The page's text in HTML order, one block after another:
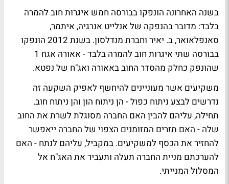
בשנה האחרונה הונפקו בבורסה חמש איגרות חוב להמרה
בלבד: מדובר בהנפקה של אנלייט אנרגיה, איתמר,
סאנפלאואר, ב. יאיר וחברת מנדלסון. בשנת 2012 הונפקו
בבורסה שתי איגרות חוב להמרה בלבד - אאורה אגח 1
שהונפק כחלק מהסדר החוב באאורה ואג"ח של נפטא.
משקיעים אשר מעוניינים להיחשף לאפיק השקעה זה
נדרשים לבצע ניתוח כפול - הן ניתוח הון והן ניתוח חוב.
תחילה, עליהם להבין האם החברה מסוגלת לשרת את החוב
שלה - האם תזרים המזומנים הצפוי של החברה ייאפשר
להחזיר את הכסף למשקיעים. במקביל, עליהם לנתח - האם
להערכתם מניית החברה תעלה ותעביר את האג"ח אל
המסלול המנייתי.